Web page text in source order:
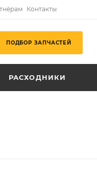
Контакты
ПОДБОР ЗАПЧАСТЕЙ
РАСХОДНИКИ